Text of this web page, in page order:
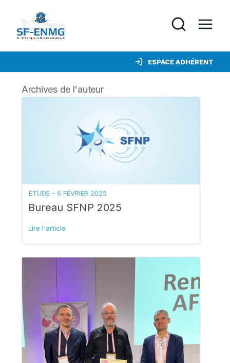
ESPACE ADHÉRENT
Archives de l'auteur
ÉTUDE - 6 FÉVRIER 2025
Bureau SFNP 2025
Lire l'article